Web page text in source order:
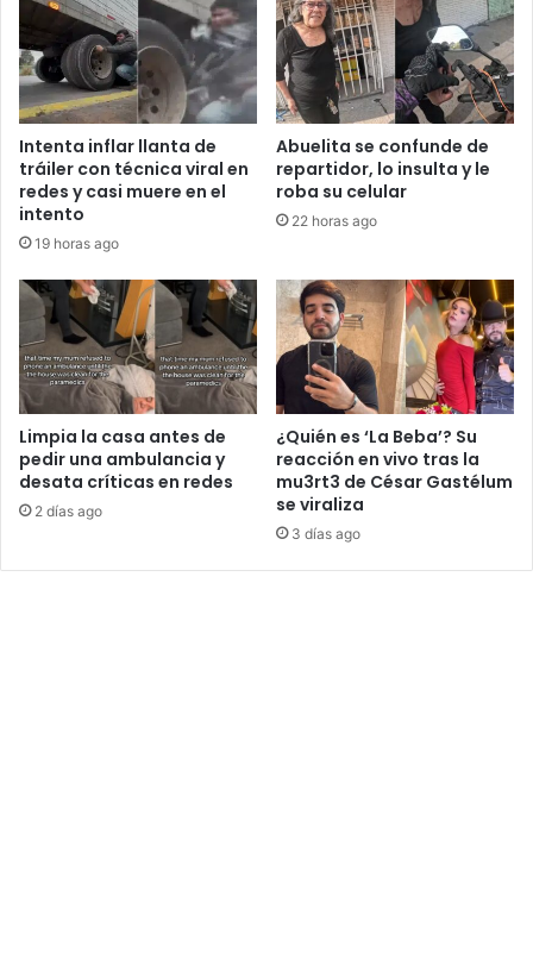
Intenta inflar llanta de
tráiler con técnica viral en
redes y casi muere en el
intento
19 horas ago
Abuelita se confunde de
repartidor, lo insulta y le
roba su celular
22 horas ago
Limpia la casa antes de
pedir una ambulancia y
desata críticas en redes
2 días ago
¿Quién es ‘La Beba’? Su
reacción en vivo tras la
mu3rt3 de César Gastélum
se viraliza
3 días ago